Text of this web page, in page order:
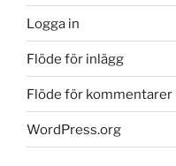
Logga in
Flöde för inlägg
Flöde för kommentarer
WordPress.org